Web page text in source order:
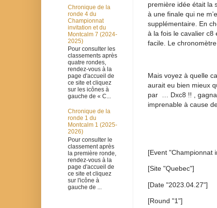
première idée était la
à une finale qui ne
supplémentaire. En
à la fois le cavalier c8
facile. Le
Mais voyez à quelle
aurait eu bien mieux
par … Dxc8 !! ,
imprenable à cause
[Event "Championnat
[Site "Quebec"]
[Date "2023.04.27"]
[Round "1"]
Chronique de la
ronde 4 du
Championnat
invitation et du
Montcalm 7 (2024-
2025)
Pour consulter les
classements après
quatre rondes,
rendez-vous à la
page d'accueil de
ce site et cliquez
sur les icônes à
gauche de « C...
Chronique de la
ronde 1 du
Montcalm 1 (2025-
2026)
Pour consulter le
classement après
la première ronde,
rendez-vous à la
page d'accueil de
ce site et cliquez
sur l'icône à
gauche de ...